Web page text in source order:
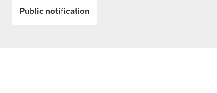
Public notification